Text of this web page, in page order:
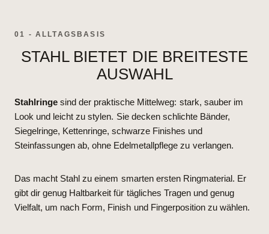
01 - ALLTAGSBASIS
STAHL BIETET DIE BREITESTE
AUSWAHL
Stahlringe sind der praktische Mittelweg: stark, sauber im
Look und leicht zu stylen. Sie decken schlichte Bänder,
Siegelringe, Kettenringe, schwarze Finishes und
Steinfassungen ab, ohne Edelmetallpflege zu verlangen.
Das macht Stahl zu einem smarten ersten Ringmaterial. Er
gibt dir genug Haltbarkeit für tägliches Tragen und genug
Vielfalt, um nach Form, Finish und Fingerposition zu wählen.